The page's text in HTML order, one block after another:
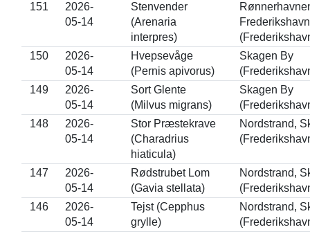
151
2026-
05-14
Stenvender
(Arenaria
interpres)
Frederikshavn
150
2026-
05-14
Hvepsevåge
(Pernis apivorus)
Skagen By
149
2026-
05-14
Sort Glente
(Milvus migrans)
Skagen By
148
2026-
05-14
Stor Præstekrave
(Charadrius
hiaticula)
Nordstrand,
147
2026-
05-14
Rødstrubet Lom
(Gavia stellata)
Nordstrand,
146
2026-
05-14
Tejst (Cepphus
grylle)
Nordstrand,